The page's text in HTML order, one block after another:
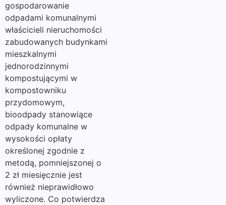
gospodarowanie
odpadami komunalnymi
właścicieli nieruchomości
zabudowanych budynkami
mieszkalnymi
jednorodzinnymi
kompostującymi w
kompostowniku
przydomowym,
bioodpady stanowiące
odpady komunalne w
wysokości opłaty
określonej zgodnie z
metodą, pomniejszonej o
2 zł miesięcznie jest
również nieprawidłowo
wyliczone. Co potwierdza